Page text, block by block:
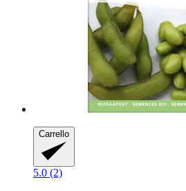
Carrello
5.0 (2)